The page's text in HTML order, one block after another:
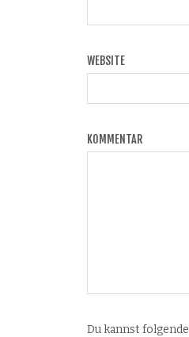
WEBSITE
KOMMENTAR
Du kannst folgende